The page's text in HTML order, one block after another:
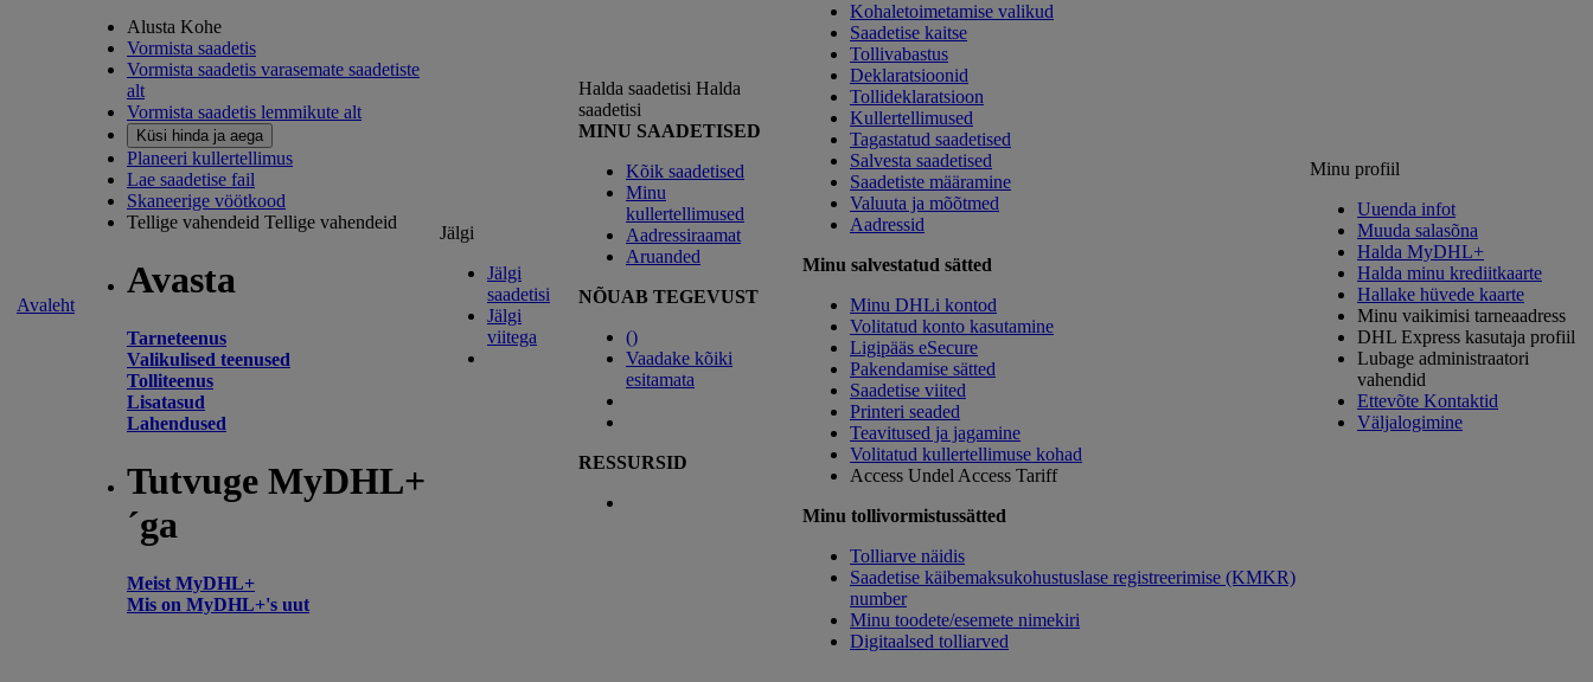
Avaleht
Alusta Kohe
Vormista saadetis
Vormista saadetis varasemate saadetiste
alt
Vormista saadetis lemmikute alt
Küsi hinda ja aega
Planeeri kullertellimus
Lae saadetise fail
Skaneerige vöötkood
Tellige vahendeid Tellige vahendeid
Avasta
Tarneteenus
Valikulised teenused
Tolliteenus
Lisatasud
Lahendused
Tutvuge MyDHL+
´ga
Meist MyDHL+
Mis on MyDHL+'s uut
Jälgi
Jälgi
saadetisi
Jälgi
viitega
Halda saadetisi Halda
saadetisi
MINU SAADETISED
Kõik saadetised
Minu
kullertellimused
Aadressiraamat
Aruanded
NÕUAB TEGEVUST
()
Vaadake kõiki
esitamata
RESSURSID
Kohaletoimetamise valikud
Saadetise kaitse
Tollivabastus
Deklaratsioonid
Tollideklaratsioon
Kullertellimused
Tagastatud saadetised
Salvesta saadetised
Saadetiste määramine
Valuuta ja mõõtmed
Aadressid
Minu salvestatud sätted
Minu DHLi kontod
Volitatud konto kasutamine
Ligipääs eSecure
Pakendamise sätted
Saadetise viited
Printeri seaded
Teavitused ja jagamine
Volitatud kullertellimuse kohad
Access Undel Access Tariff
Minu tollivormistussätted
Tolliarve näidis
Saadetise käibemaksukohustuslase registreerimise (KMKR)
number
Minu toodete/esemete nimekiri
Digitaalsed tolliarved
Minu profiil
Uuenda infot
Muuda salasõna
Halda MyDHL+
Halda minu krediitkaarte
Hallake hüvede kaarte
Minu vaikimisi tarneaadress
DHL Express kasutaja profiil
Lubage administraatori
vahendid
Ettevõte Kontaktid
Väljalogimine